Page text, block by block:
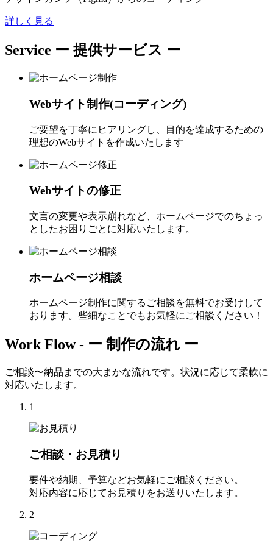
詳しく見る
Service ー 提供サービス ー
Webサイト制作(コーディング)
ご要望を丁寧にヒアリングし、目的を達成するための
理想のWebサイトを作成いたします
Webサイトの修正
文言の変更や表示崩れなど、ホームページでのちょっ
としたお困りごとに対応いたします。
ホームページ相談
ホームページ制作に関するご相談を無料でお受けして
おります。些細なことでもお気軽にご相談ください！
Work Flow - ー 制作の流れ ー
ご相談〜納品までの大まかな流れです。状況に応じて柔軟に
対応いたします。
1
ご相談・お見積り
要件や納期、予算などお気軽にご相談ください。
対応内容に応じてお見積りをお送りいたします。
2